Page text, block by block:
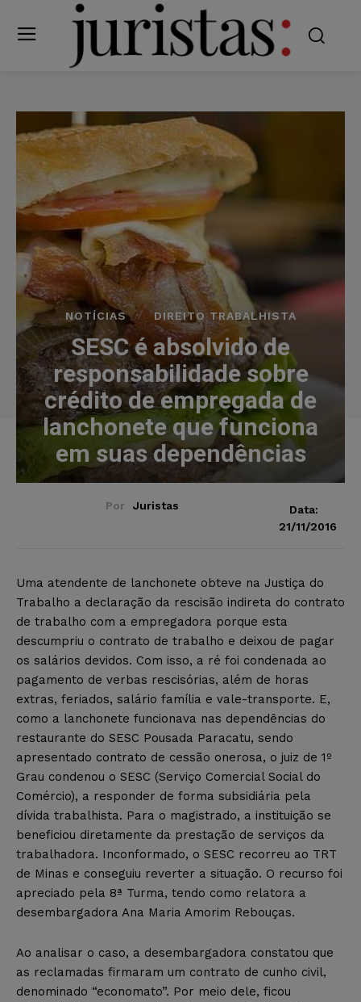
NOTÍCIAS DIREITO TRABALHISTA
SESC é absolvido de
responsabilidade sobre
crédito de empregada de
lanchonete que funciona
em suas dependências
Por Juristas
Data:
21/11/2016
Uma atendente de lanchonete obteve na Justiça do
Trabalho a declaração da rescisão indireta do contrato
de trabalho com a empregadora porque esta
descumpriu o contrato de trabalho e deixou de pagar
os salários devidos. Com isso, a ré foi condenada ao
pagamento de verbas rescisórias, além de horas
extras, feriados, salário família e vale-transporte. E,
como a lanchonete funcionava nas dependências do
restaurante do SESC Pousada Paracatu, sendo
apresentado contrato de cessão onerosa, o juiz de 1º
Grau condenou o SESC (Serviço Comercial Social do
Comércio), a responder de forma subsidiária pela
dívida trabalhista. Para o magistrado, a instituição se
beneficiou diretamente da prestação de serviços da
trabalhadora. Inconformado, o SESC recorreu ao TRT
de Minas e conseguiu reverter a situação. O recurso foi
apreciado pela 8ª Turma, tendo como relatora a
desembargadora Ana Maria Amorim Rebouças.
Ao analisar o caso, a desembargadora constatou que
as reclamadas firmaram um contrato de cunho civil,
denominado “economato”. Por meio dele, ficou